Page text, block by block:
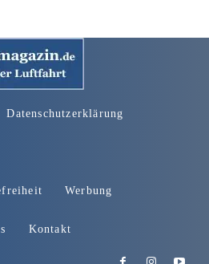
Datenschutzerklärung
Werbung
Kontakt